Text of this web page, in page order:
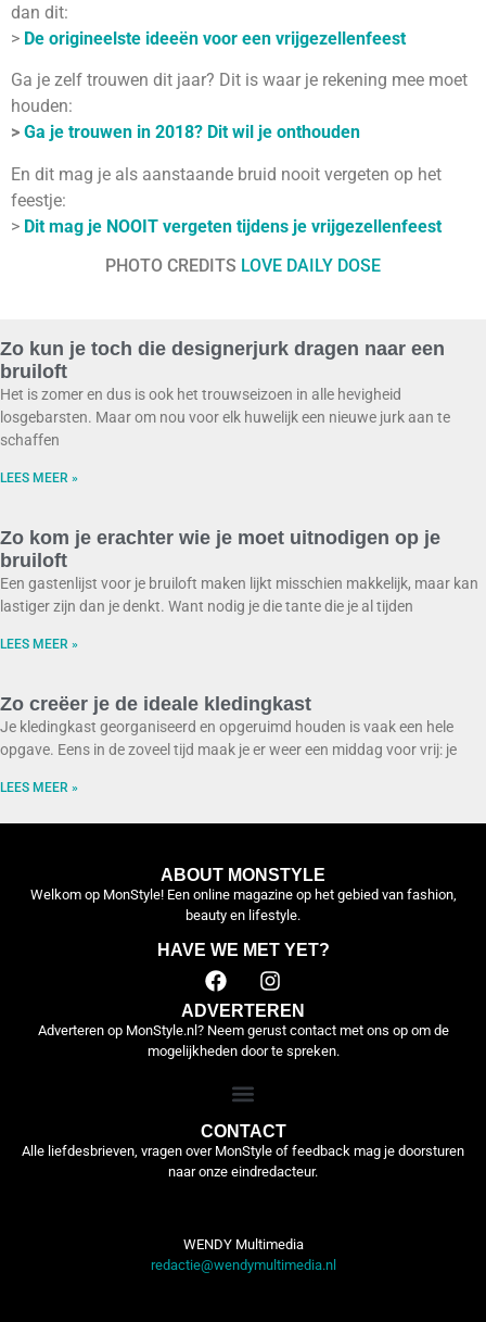
dan dit:
> De origineelste ideeën voor een vrijgezellenfeest
Ga je zelf trouwen dit jaar? Dit is waar je rekening mee moet
houden:
> Ga je trouwen in 2018? Dit wil je onthouden
En dit mag je als aanstaande bruid nooit vergeten op het
feestje:
> Dit mag je NOOIT vergeten tijdens je vrijgezellenfeest
PHOTO CREDITS LOVE DAILY DOSE
Zo kun je toch die designerjurk dragen naar een
bruiloft
Het is zomer en dus is ook het trouwseizoen in alle hevigheid
losgebarsten. Maar om nou voor elk huwelijk een nieuwe jurk aan te
schaffen
LEES MEER »
Zo kom je erachter wie je moet uitnodigen op je
bruiloft
Een gastenlijst voor je bruiloft maken lijkt misschien makkelijk, maar kan
lastiger zijn dan je denkt. Want nodig je die tante die je al tijden
LEES MEER »
Zo creëer je de ideale kledingkast
Je kledingkast georganiseerd en opgeruimd houden is vaak een hele
opgave. Eens in de zoveel tijd maak je er weer een middag voor vrij: je
LEES MEER »
ABOUT MONSTYLE
Welkom op MonStyle! Een online magazine op het gebied van fashion,
beauty en lifestyle.
HAVE WE MET YET?
ADVERTEREN
Adverteren op MonStyle.nl? Neem gerust contact met ons op om de
mogelijkheden door te spreken.
CONTACT
Alle liefdesbrieven, vragen over MonStyle of feedback mag je doorsturen
naar onze eindredacteur.
WENDY Multimedia
redactie@wendymultimedia.nl